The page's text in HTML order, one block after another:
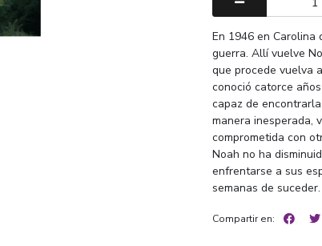
En 1946 en
guerra. Allí vuelve
que procede vuelva
conoció catorce
capaz de
manera inesperada,
comprometida con
Noah no ha
enfrentarse a sus
semanas de suceder.
Compartir en: